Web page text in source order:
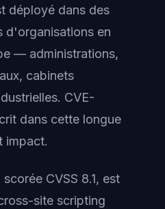
déployé dans des
d'organisations en
— administrations,
cabinets
CVE-
dans cette longue
impact.
CVSS 8.1, est
site scripting